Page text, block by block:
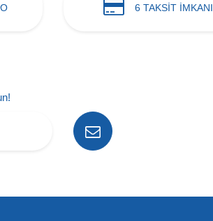
6 TAKSİT İMKANI